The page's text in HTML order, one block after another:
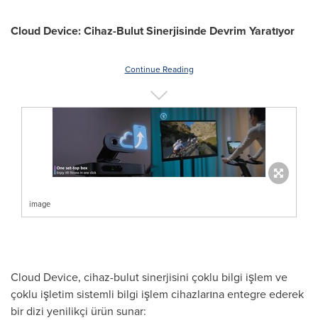
Cloud Device: Cihaz-Bulut Sinerjisinde Devrim Yaratıyor
Continue Reading
image
Cloud Device, cihaz-bulut sinerjisini çoklu bilgi işlem ve
çoklu işletim sistemli bilgi işlem cihazlarına entegre ederek
bir dizi yenilikçi ürün sunar: